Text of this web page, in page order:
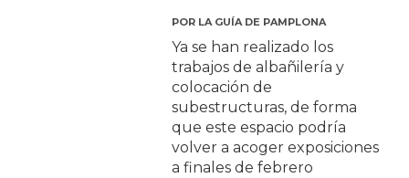
POR LA GUÍA DE PAMPLONA
Ya se han realizado los
trabajos de albañilería y
colocación de
subestructuras, de forma
que este espacio podría
volver a acoger exposiciones
a finales de febrero